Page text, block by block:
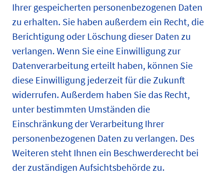
Ihrer gespeicherten personenbezogenen Daten
zu erhalten. Sie haben außerdem ein Recht, die
Berichtigung oder Löschung dieser Daten zu
verlangen. Wenn Sie eine Einwilligung zur
Datenverarbeitung erteilt haben, können Sie
diese Einwilligung jederzeit für die Zukunft
widerrufen. Außerdem haben Sie das Recht,
unter bestimmten Umständen die
Einschränkung der Verarbeitung Ihrer
personenbezogenen Daten zu verlangen. Des
Weiteren steht Ihnen ein Beschwerderecht bei
der zuständigen Aufsichtsbehörde zu.